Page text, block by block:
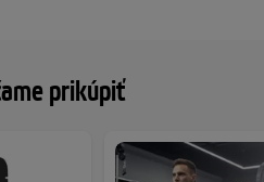
prikúpiť